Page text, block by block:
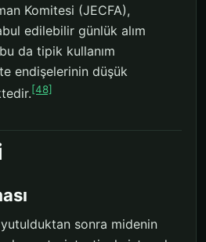
Komitesi (JECFA),
edilebilir günlük alım
da tipik kullanım
endişelerinin düşük
[48]
sonra midenin